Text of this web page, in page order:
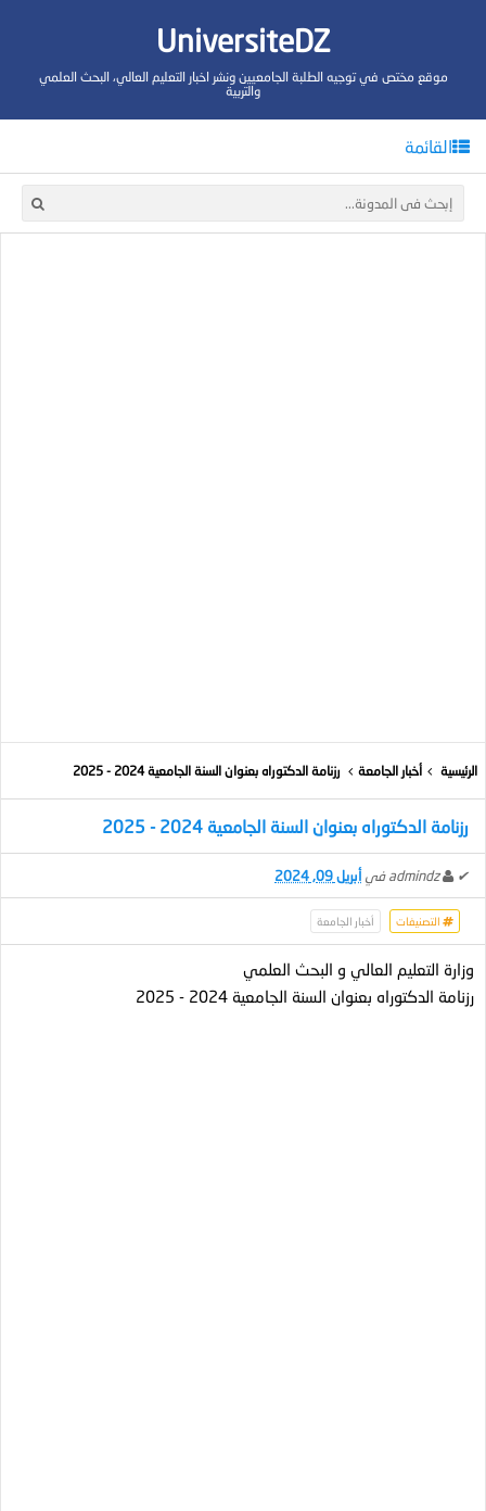
UniversiteDZ
موقع مختص في توجيه الطلبة الجامعيين ونشر اخبار التعليم العالي، البحث العلمي
والتربية
القائمة
الرئيسية أخبار الجامعة رزنامة الدكتوراه بعنوان السنة الجامعية 2024 - 2025
رزنامة الدكتوراه بعنوان السنة الجامعية 2024 - 2025
✔
admindz فيأبريل 09, 2024
التصنيفات أخبار الجامعة
وزارة التعليم العالي و البحث العلمي
رزنامة الدكتوراه بعنوان السنة الجامعية 2024 - 2025